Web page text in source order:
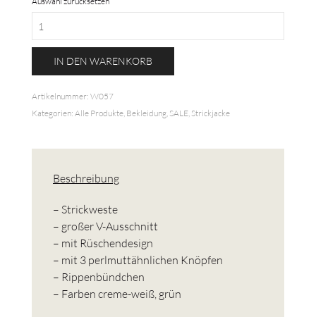
Rüschen
Cardigan
IN DEN WARENKORB
Artikelnummer: W057
Kategorien: Alle Produkte, Bekleidung,SALE,Strickjacke
Beschreibung
– Strickweste
– großer V-Ausschnitt
– mit Rüschendesign
– mit 3 perlmuttähnlichen Knöpfen
– Rippenbündchen
– Farben creme-weiß, grün